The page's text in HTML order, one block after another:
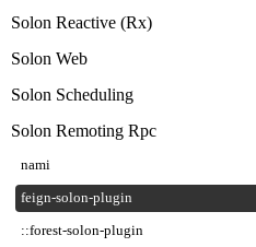
Solon Reactive (Rx)
Solon Web
Solon Scheduling
Solon Remoting Rpc
nami
feign-solon-plugin
::forest-solon-plugin